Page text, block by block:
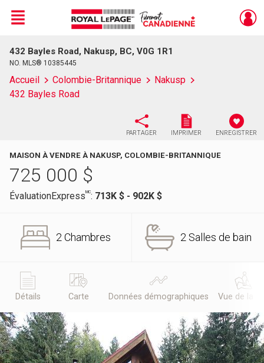
Live
En Direct
Menu
432 Bayles Road, Nakusp, BC, V0G 1R1
NO. MLS® 10385445
Accueil Colombie-Britannique
Nakusp
432 Bayles Road
PARTAGER IMPRIMER ENREGISTRER
MAISON À VENDRE À NAKUSP, COLOMBIE-BRITANNIQUE
725 000 $
ÉvaluationExpressMC: 713K $ - 902K $
2 Chambres 2 Salles de bain
Détails Carte Données démographiques Vue de la